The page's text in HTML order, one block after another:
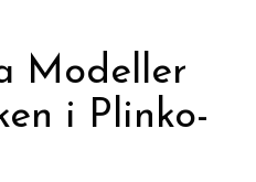
Modeller
i Plinko-